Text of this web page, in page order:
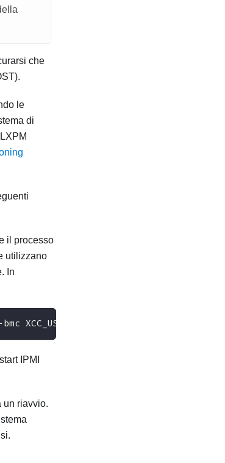
che
le
di
LXPM
il processo
utilizzano
In
IPMI
un riavvio.